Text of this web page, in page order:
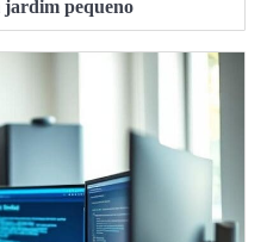
jardim pequeno